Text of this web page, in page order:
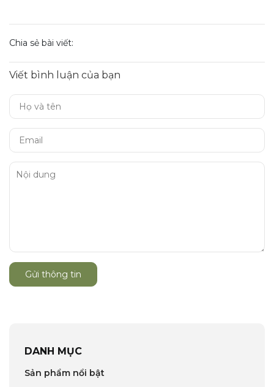
Chia sẻ bài viết:
Viết bình luận của bạn
Gửi thông tin
DANH MỤC
Sản phẩm nổi bật